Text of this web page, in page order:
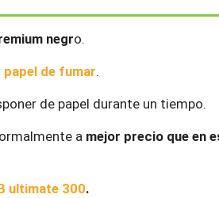
negro.
de fumar.
de papel durante un tiempo.
a mejor precio que en
ultimate 300.